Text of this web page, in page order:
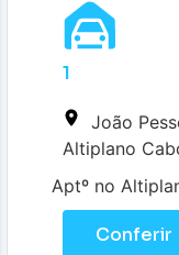
1
João
Altiplano
Aptº no
Conferir